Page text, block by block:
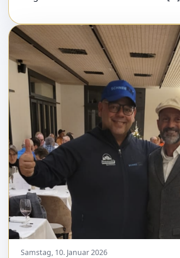
Samstag, 10. Januar 2026